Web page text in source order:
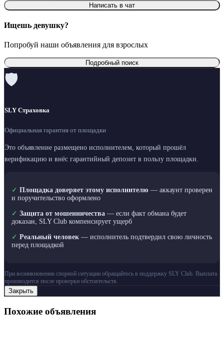
Написать в чат
Ищешь девушку?
Попробуй наши объявления для взрослых
Подробный поиск
🛡
SLY Страховка
Официальная гарантия от площадки
Это объявление размещено исполнителем, который прошёл
верификацию и внёс гарантийный депозит в пользу площадки.
✓ Площадка доверяет этому исполнителю — аккаунт проверен
и поручительство оформлено
✓ Защита от мошенничества — если факт обмана будет
доказан, SLY Club компенсирует ущерб
✓ Реальный человек — исполнитель подтвердил свою личность
перед площадкой
При возникновении спорной ситуации обращайтесь в поддержку SLY Club. Выплата
производится после проверки обстоятельств.
Закрыть
Похожие объявления